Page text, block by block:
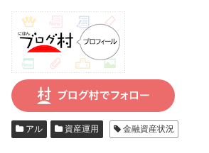
アル 資産運用 金融資産状況